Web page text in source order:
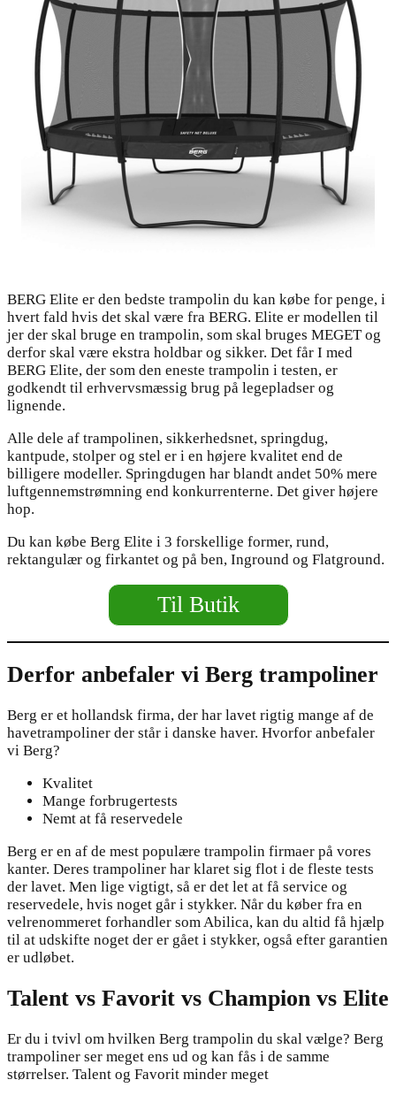
BERG Elite er den bedste trampolin du kan købe for penge, i
hvert fald hvis det skal være fra BERG. Elite er modellen til
jer der skal bruge en trampolin, som skal bruges MEGET og
derfor skal være ekstra holdbar og sikker. Det får I med
BERG Elite, der som den eneste trampolin i testen, er
godkendt til erhvervsmæssig brug på legepladser og
lignende.
Alle dele af trampolinen, sikkerhedsnet, springdug,
kantpude, stolper og stel er i en højere kvalitet end de
billigere modeller. Springdugen har blandt andet 50% mere
luftgennemstrømning end konkurrenterne. Det giver højere
hop.
Du kan købe Berg Elite i 3 forskellige former, rund,
rektangulær og firkantet og på ben, Inground og Flatground.
Til Butik
Derfor anbefaler vi Berg trampoliner
Berg er et hollandsk firma, der har lavet rigtig mange af de
havetrampoliner der står i danske haver. Hvorfor anbefaler
vi Berg?
Kvalitet
Mange forbrugertests
Nemt at få reservedele
Berg er en af de mest populære trampolin firmaer på vores
kanter. Deres trampoliner har klaret sig flot i de fleste tests
der lavet. Men lige vigtigt, så er det let at få service og
reservedele, hvis noget går i stykker. Når du køber fra en
velrenommeret forhandler som Abilica, kan du altid få hjælp
til at udskifte noget der er gået i stykker, også efter garantien
er udløbet.
Talent vs Favorit vs Champion vs Elite
Er du i tvivl om hvilken Berg trampolin du skal vælge? Berg
trampoliner ser meget ens ud og kan fås i de samme
størrelser. Talent og Favorit minder meget